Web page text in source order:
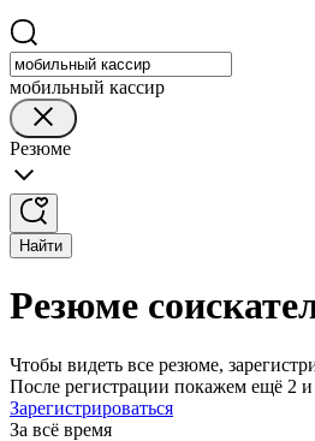
мобильный кассир
Резюме
Найти
Резюме
Чтобы видеть все резюме,
После регистрации покажем ещё 2
Зарегистрироваться
За всё время